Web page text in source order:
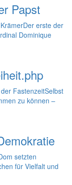
Papst
erste der
Dominique
FastenzeitSelbst
zu können –
setzten
für Vielfalt und